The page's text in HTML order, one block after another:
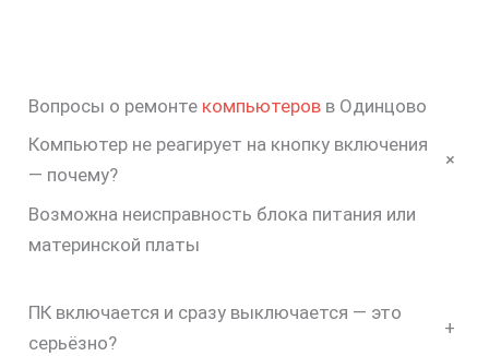
Вопросы о ремонте компьютеровв Одинцово
Компьютер не реагирует на кнопку включения
— почему?
+
Возможна неисправность блока питания или
материнской платы
ПК включается и сразу выключается — это
серьёзно?
+